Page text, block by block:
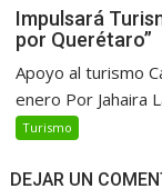
Impulsará
por Querétaro”
Apoyo al turismo
enero Por Jahaira
Turismo
DEJAR UN